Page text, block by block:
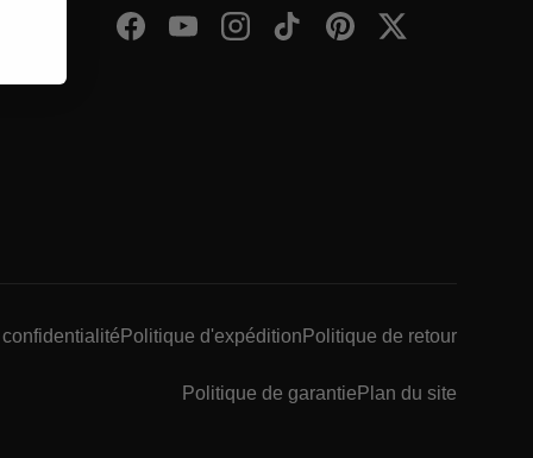
FacebookYouTubeInstagramTikTokPinterestTwitter
Politique d'expédition Politique de retour
Politique de garantie Plan du site